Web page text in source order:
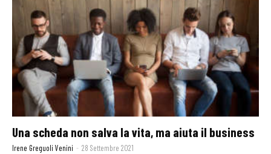
Una scheda non salva la vita, ma aiuta il business
Irene Greguoli Venini - 28 Settembre 2021